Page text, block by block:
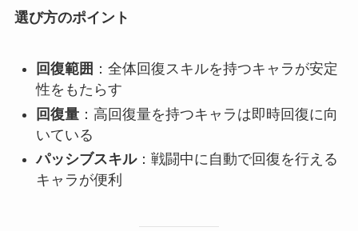
選び方のポイント
回復範囲 ：全体回復スキルを持つキャラが安定
性をもたらす
回復量：高回復量を持つキャラは即時回復に向
いている
パッシブスキル：戦闘中に自動で回復を行える
キャラが便利